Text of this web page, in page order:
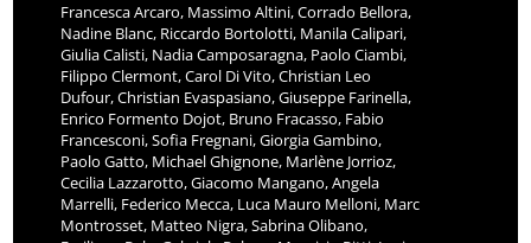
Francesca Arcaro, Massimo Altini, Corrado Bellora,
Nadine Blanc, Riccardo Bortolotti, Manila Calipari,
Giulia Calisti, Nadia Camposaragna, Paolo Ciambi,
Filippo Clermont, Carol Di Vito, Christian Leo
Dufour, Christian Evaspasiano, Giuseppe Farinella,
Enrico Formento Dojot, Bruno Fracasso, Fabio
Francesconi, Sofia Fregnani, Giorgia Gambino,
Paolo Gatto, Michael Ghignone, Marlène Jorrioz,
Cecilia Lazzarotto, Giacomo Mangano, Angela
Marrelli, Federico Mecca, Luca Mauro Melloni, Marc
Montrosset, Matteo Nigra, Sabrina Olibano,